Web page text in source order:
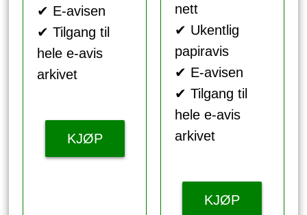
✔ E-avisen
✔ Tilgang til
hele e-avis
arkivet
KJØP
nett
✔ Ukentlig
papiravis
✔ E-avisen
✔ Tilgang til
hele e-avis
arkivet
KJØP